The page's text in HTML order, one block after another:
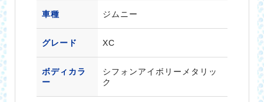
車種 ジムニー
グレード XC
ボディカラ
ー
シフォンアイボリーメタリッ
ク